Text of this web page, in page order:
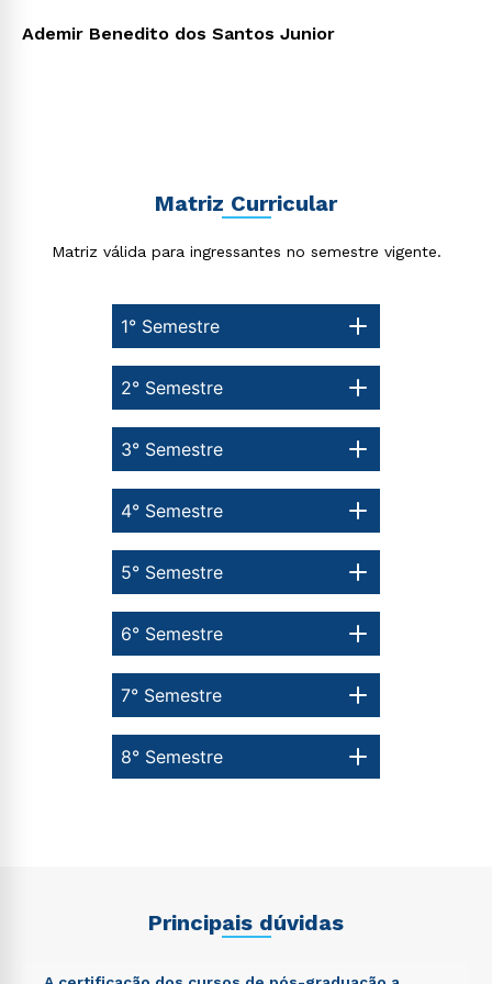
Ademir Benedito dos Santos Junior
Matriz Curricular
Matriz válida para ingressantes no semestre vigente.
1° Semestre
8° Semestre
7° Semestre
6° Semestre
5° Semestre
4° Semestre
3° Semestre
2° Semestre
Principais dúvidas
envio de conteúdos da Cruzeiro do Sul.